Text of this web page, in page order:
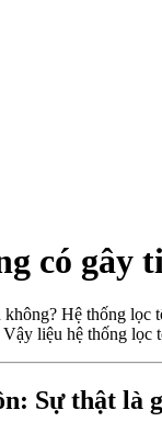
có gây
Hệ thống lọc
liệu hệ thống
Sự thật là